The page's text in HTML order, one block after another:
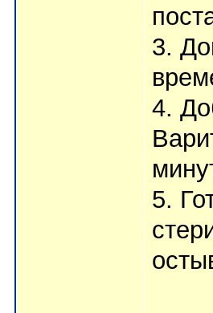
3.
4.
5.